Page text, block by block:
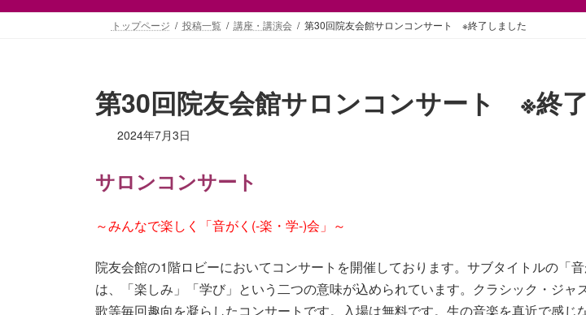
プ
動
トップページ 投稿一覧 講座・講演会 第30回院友会館サロンコンサート ※終了しました
第30回院友会館サロンコンサート ※終
2024年7月3日
サロンコンサート
～みんなで楽しく「音がく(‐楽・学‐)会」～
院友会館の1階ロビーにおいてコンサートを開催しております。サブタイトルの「音
は、「楽しみ」「学び」という二つの意味が込められています。クラシック・ジャ
歌等毎回趣向を凝らしたコンサートです。入場は無料です。生の音楽を真近で感じ